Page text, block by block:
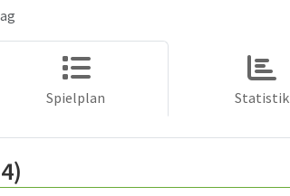
Spielplan Statistik